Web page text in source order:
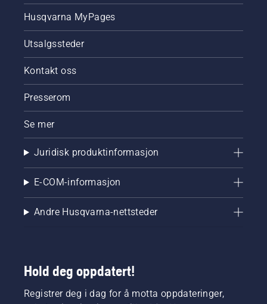
Husqvarna MyPages
Utsalgssteder
Kontakt oss
Presserom
Se mer
Juridisk produktinformasjon
E-COM-informasjon
Andre Husqvarna-nettsteder
Hold deg oppdatert!
Registrer deg i dag for å motta oppdateringer,